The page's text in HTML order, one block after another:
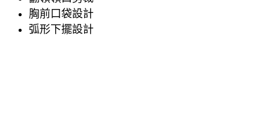
胸前口袋設計
弧形下擺設計